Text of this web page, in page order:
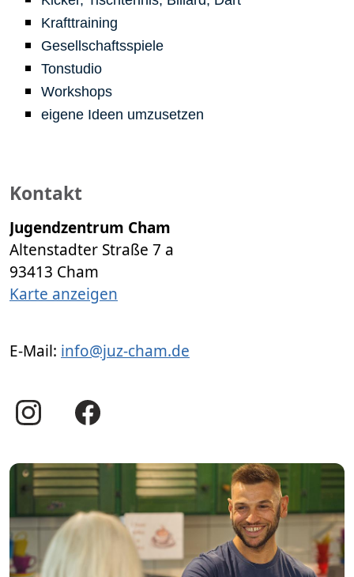
Krafttraining
Gesellschaftsspiele
Tonstudio
Workshops
eigene Ideen umzusetzen
Kontakt
Jugendzentrum Cham
Altenstadter Straße 7 a
93413 Cham
Karte anzeigen
E-Mail: info@juz-cham.de